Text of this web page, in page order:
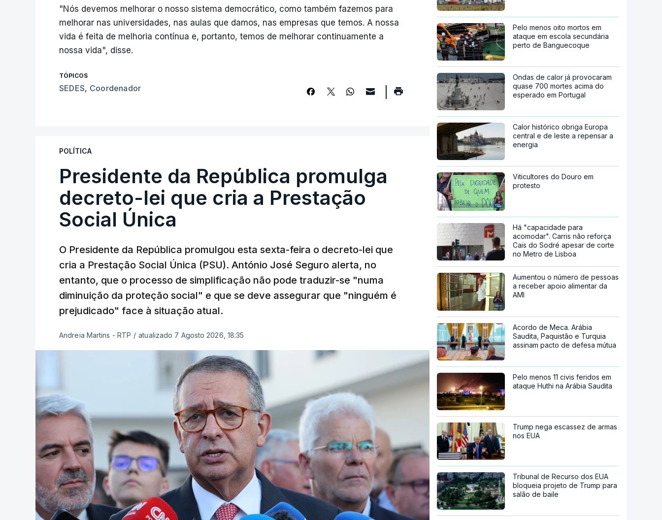
"Nós devemos melhorar o nosso sistema democrático, como também fazemos para
melhorar nas universidades, nas aulas que damos, nas empresas que temos. A nossa
vida é feita de melhoria contínua e, portanto, temos de melhorar continuamente a
nossa vida", disse.
TÓPICOS
SEDES, Coordenador
POLÍTICA
Presidente da República promulga
decreto-lei que cria a Prestação
Social Única
O Presidente da República promulgou esta sexta-feira o decreto-lei que
cria a Prestação Social Única (PSU). António José Seguro alerta, no
entanto, que o processo de simplificação não pode traduzir-se "numa
diminuição da proteção social" e que se deve assegurar que "ninguém é
prejudicado" face à situação atual.
Andreia Martins - RTP / atualizado 7 Agosto 2026, 18:35
Pelo menos oito mortos em
ataque em escola secundária
perto de Banguecoque
Ondas de calor já provocaram
quase 700 mortes acima do
esperado em Portugal
Calor histórico obriga Europa
central e de leste a repensar a
energia
Viticultores do Douro em
protesto
Há "capacidade para
acomodar". Carris não reforça
Cais do Sodré apesar de corte
no Metro de Lisboa
Aumentou o número de pessoas
a receber apoio alimentar da
AMI
Acordo de Meca. Arábia
Saudita, Paquistão e Turquia
assinam pacto de defesa mútua
Pelo menos 11 civis feridos em
ataque Huthi na Arábia Saudita
Trump nega escassez de armas
nos EUA
Tribunal de Recurso dos EUA
bloqueia projeto de Trump para
salão de baile